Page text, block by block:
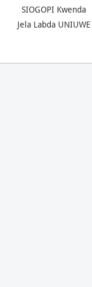
SIOGOPI Kwenda
Jela Labda UNIUWE